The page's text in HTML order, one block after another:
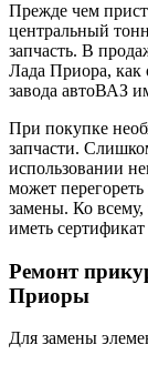
Прежде чем
центральный
запчасть. В
Лада Приора, как
завода автоВАЗ
При покупке
запчасти.
использовании
может
замены. Ко
иметь сертификат
Ремонт
Приоры
Для замены